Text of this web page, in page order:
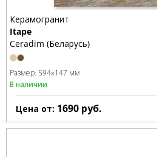
Керамогранит
Itape
Ceradim (Беларусь)
Размер: 594x147 мм
В наличии
Цена от: 1690 руб.